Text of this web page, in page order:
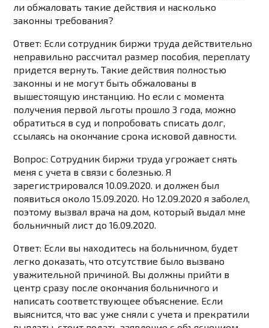
ли обжаловать такие действия и насколько
законны требования?
Ответ: Если сотрудник биржи труда действительно
неправильно рассчитал размер пособия, переплату
придется вернуть. Такие действия полностью
законны и не могут быть обжалованы в
вышестоящую инстанцию. Но если с момента
получения первой льготы прошло 3 года, можно
обратиться в суд и попробовать списать долг,
ссылаясь на окончание срока исковой давности.
Вопрос: Сотрудник биржи труда угрожает снять
меня с учета в связи с болезнью. Я
зарегистрировался 10.09.2020. и должен был
появиться около 15.09.2020. Но 12.09.2020 я заболел,
поэтому вызвал врача на дом, который выдал мне
больничный лист до 16.09.2020.
Ответ: Если вы находитесь на больничном, будет
легко доказать, что отсутствие было вызвано
уважительной причиной. Вы должны прийти в
центр сразу после окончания больничного и
написать соответствующее объяснение. Если
выяснится, что вас уже сняли с учета и прекратили